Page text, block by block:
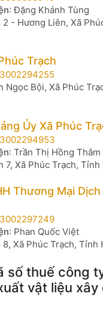
:Đặng Khánh Tùng
2 - Hương Liên, Xã
Trạch
3002294255
Ngọc Bội, Xã Phúc
Ủy Xã Phúc
3002294953
: Trần Thị Hồng Thắm
7, Xã Phúc Trạch,
Thương Mại
3002297249
: Phan Quốc Việt
8, Xã Phúc Trạch, Tỉnh
số thuế công
vật liệu